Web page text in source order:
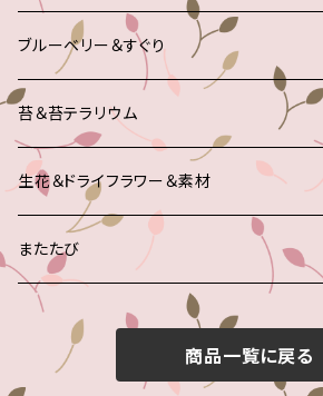
ブルーベリー＆すぐり
苔＆苔テラリウム
生花＆ドライフラワー＆素材
またたび
商品一覧に戻る